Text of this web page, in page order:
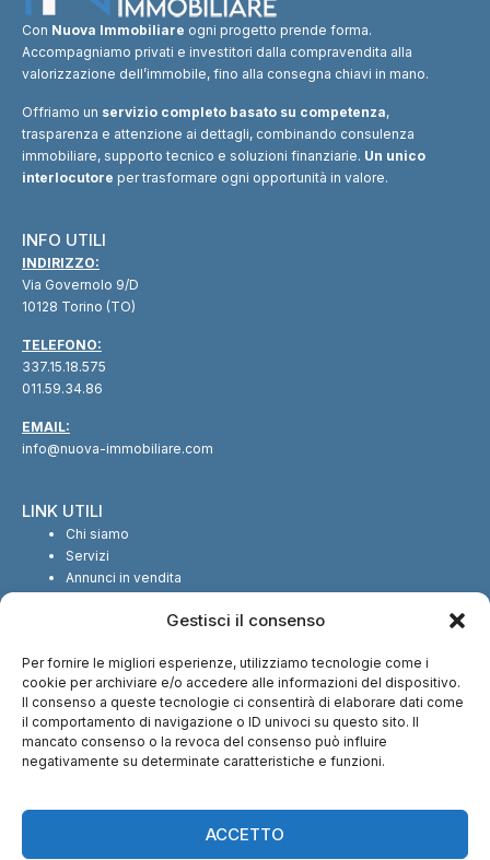
Gestisci il consenso
Per fornire le migliori esperienze, utilizziamo tecnologie come i
cookie per archiviare e/o accedere alle informazioni del dispositivo.
Il consenso a queste tecnologie ci consentirà di elaborare dati come
il comportamento di navigazione o ID univoci su questo sito. Il
mancato consenso o la revoca del consenso può influire
negativamente su determinate caratteristiche e funzioni.
ACCETTO
Con Nuova Immobiliare ogni progetto prende forma.
Accompagniamo privati e investitori dalla compravendita alla
valorizzazione dell’immobile, fino alla consegna chiavi in mano.
Offriamo un servizio completo basato su competenza,
trasparenza e attenzione ai dettagli, combinando consulenza
immobiliare, supporto tecnico e soluzioni finanziarie. Un unico
interlocutore per trasformare ogni opportunità in valore.
INFO UTILI
INDIRIZZO:
Via Governolo 9/D
10128 Torino (TO)
TELEFONO:
337.15.18.575
011.59.34.86
EMAIL:
info@nuova-immobiliare.com
LINK UTILI
Chi siamo
Servizi
Annunci in vendita
SEGUICI SUI SOCIAL
CI TROVI ANCHE SU: